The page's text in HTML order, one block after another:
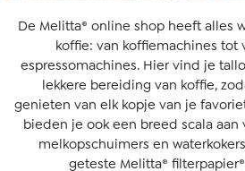
De Melitta® online shop heeft alles
koffie: van koffiemachines tot
espressomachines. Hier vind je
lekkere bereiding van koffie,
genieten van elk kopje van je
bieden je ook een breed scala
melkopschuimers en
geteste Melitta®